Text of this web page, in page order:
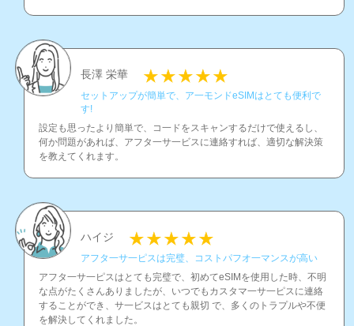
長澤 栄華
セットアップが簡単で、ア一モンドeSIMはとても便利で
す!
設定も思ったより簡単で、コ一ドをスキャンするだけで使えるし、
何か問題があれば、アフタ一サ一ビスに連絡すれば、適切な解決策
を教えてくれます。
ハイジ
アフタ一サ一ピスは完璧、コストパフオ一マンスが高い
アフタ一サ一ピスはとても完璧で、初めてeSIMを使用した時、不明
な点がたくさんありましたが、いつでもカスタマ一サ一ピスに連絡
することができ、サ一ビスはとても親切 で、多くのトラプルや不便
を解決してくれました。